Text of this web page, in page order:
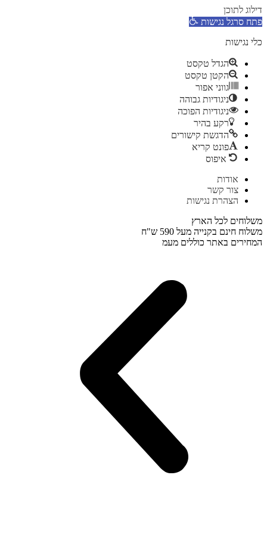
דילוג לתוכן
פתח סרגל נגישות
כלי נגישות
הגדל טקסט
הקטן טקסט
גווני אפור
ניגודיות גבוהה
ניגודיות הפוכה
רקע בהיר
הדגשת קישורים
פונט קריא
איפוס
לתוכן
אודות
צור קשר
הצהרת נגישות
משלוחים לכל הארץ
משלוח חינם בקנייה מעל 590 ש"ח
המחירים באתר כוללים מעמ